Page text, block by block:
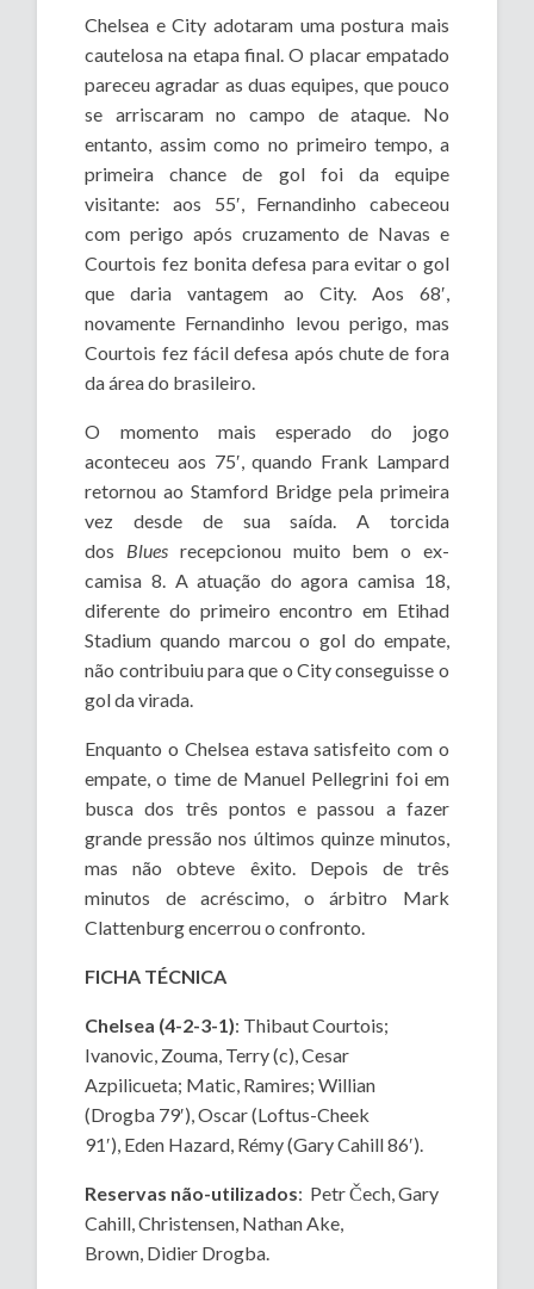
Chelsea e City adotaram uma postura mais
cautelosa na etapa final. O placar empatado
pareceu agradar as duas equipes, que pouco
se arriscaram no campo de ataque. No
entanto, assim como no primeiro tempo, a
primeira chance de gol foi da equipe
visitante: aos 55′, Fernandinho cabeceou
com perigo após cruzamento de Navas e
Courtois fez bonita defesa para evitar o gol
que daria vantagem ao City. Aos 68′,
novamente Fernandinho levou perigo, mas
Courtois fez fácil defesa após chute de fora
da área do brasileiro.
O momento mais esperado do jogo
aconteceu aos 75′, quando Frank Lampard
retornou ao Stamford Bridge pela primeira
vez desde de sua saída. A torcida
dos Blues recepcionou muito bem o ex-
camisa 8. A atuação do agora camisa 18,
diferente do primeiro encontro em Etihad
Stadium quando marcou o gol do empate,
não contribuiu para que o City conseguisse o
gol da virada.
Enquanto o Chelsea estava satisfeito com o
empate, o time de Manuel Pellegrini foi em
busca dos três pontos e passou a fazer
grande pressão nos últimos quinze minutos,
mas não obteve êxito. Depois de três
minutos de acréscimo, o árbitro Mark
Clattenburg encerrou o confronto.
FICHA TÉCNICA
Chelsea (4-2-3-1): Thibaut Courtois;
Ivanovic, Zouma, Terry (c), Cesar
Azpilicueta; Matic, Ramires; Willian
(Drogba 79′), Oscar (Loftus-Cheek
91′), Eden Hazard, Rémy (Gary Cahill 86′).
Reservas não-utilizados: Petr Čech, Gary
Cahill, Christensen, Nathan Ake,
Brown, Didier Drogba.